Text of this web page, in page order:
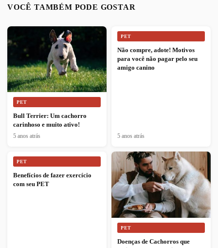
VOCÊ TAMBÉM PODE GOSTAR
PET
Bull Terrier: Um cachorro
carinhoso e muito ativo!
5 anos atrás
PET
Não compre, adote! Motivos
para você não pagar pelo seu
amigo canino
5 anos atrás
PET
Benefícios de fazer exercício
com seu PET
PET
Doenças de Cachorros que